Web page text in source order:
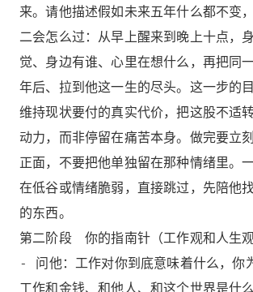
来。请他描述假如未来五年什么都不变
二会怎么过：从早上醒来到晚上十点，
觉、身边有谁、心里在想什么，再把同
年后、拉到他这一生的尽头。这一步的
维持现状要付的真实代价，把这股不适
动力，而非停留在痛苦本身。做完要立
正面，不要把他单独留在那种情绪里。
在低谷或情绪脆弱，直接跳过，先陪他
的东西。
第二阶段 你的指南针（工作观和人生观
- 问他：工作对你到底意味着什么，你
工作和金钱、和他人、和这个世界是什